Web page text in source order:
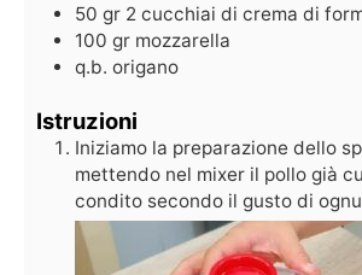
50 gr 2 cucchiai di crema di
100 gr mozzarella
q.b. origano
Istruzioni
Iniziamo la preparazione dello
mettendo nel mixer il pollo già
condito secondo il gusto di